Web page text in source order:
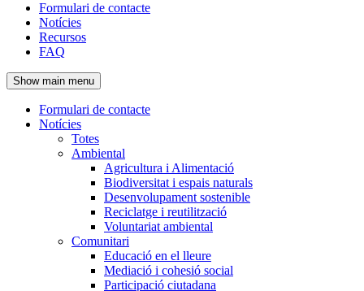
Navegació
principal
de
l'encapçalament
Formulari de contacte
Notícies
Recursos
FAQ
Show main menu
Navegació
principal
Formulari de contacte
Notícies
Totes
Ambiental
Agricultura i Alimentació
Biodiversitat i espais naturals
Desenvolupament sostenible
Reciclatge i reutilització
Voluntariat ambiental
Comunitari
Educació en el lleure
Mediació i cohesió social
Participació ciutadana